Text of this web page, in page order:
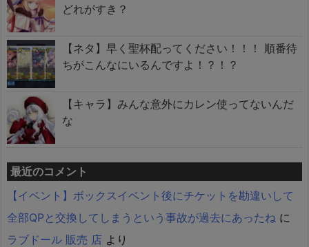
どれがすき？
【ネタ】早く聖杯配ってください！！！ 順番待
ちがこんなにいるんですよ！？！？
【キャラ】みんな意外にカレン使ってないんだ
な
最近のコメント
【イベント】ボックスイベント後にチケットを勘違いして
全部QPと交換してしまうという事故が過去にあったね に
ラブドール 販売 店 より